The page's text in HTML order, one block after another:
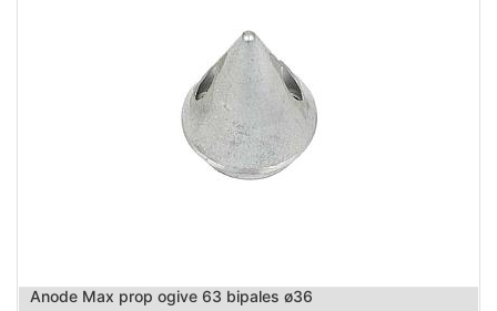
Anode Max prop ogive 63 bipales ø36